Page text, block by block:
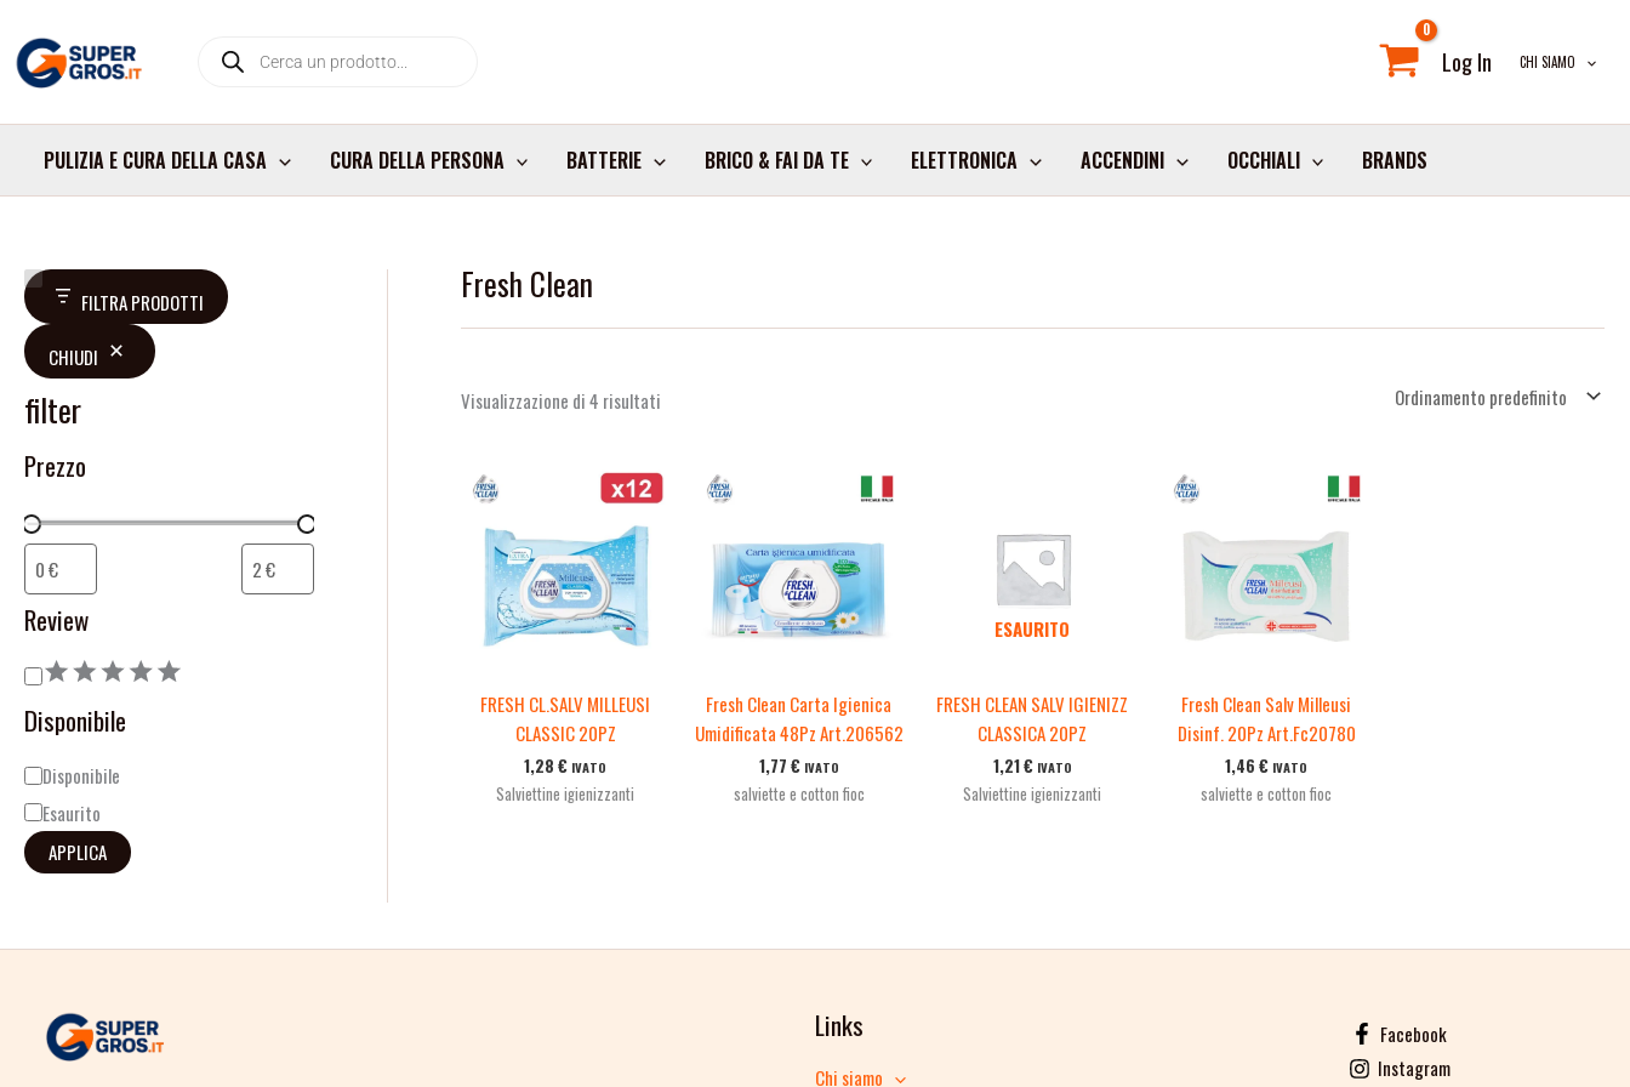
contenuto
search Log In CHI SIAMO
PULIZIA E CURA DELLA CASA CURA DELLA PERSONA BATTERIE BRICO & FAI DA TE ELETTRONICA ACCENDINI OCCHIALI BRANDS
FILTRA PRODOTTI
CHIUDI
filter
Prezzo
Review
V
a
l
u
t
a
i
n
Disponibile
D
s
p
o
n
b
l
t
à
Disponibile
Esaurito
APPLICA
Fresh Clean
Visualizzazione di 4 risultati
FRESH CL.SALV MILLEUSI
CLASSIC 20PZ
1,28€ IVATO
Salviettine igienizzanti
Fresh Clean Carta Igienica
Umidificata 48Pz Art.206562
1,77 € IVATO
salviette e cotton fioc
ESAURITO
FRESH CLEAN SALV IGIENIZZ
CLASSICA 20PZ
1,21€ IVATO
Salviettine igienizzanti
Fresh Clean Salv Milleusi
Disinf. 20Pz Art.Fc20780
1,46€ IVATO
salviette e cotton fioc
Links
Chi siamo
Facebook
Instagram